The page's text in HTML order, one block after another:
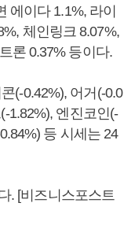
에이다 1.1%, 라이
체인링크 8.07%,
론 0.37% 등이다.
(-0.42%), 어거(-0.0
1.82%), 엔진코인(-
등 시세는 24
. [비즈니스포스트